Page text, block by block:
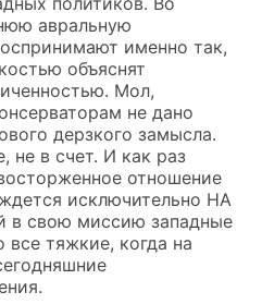
авральную
именно так,
объяснят
Мол,
не дано
дерзкого замысла.
не в счет. И как раз
отношение
исключительно НА
в свою миссию западные
все тяжкие, когда на